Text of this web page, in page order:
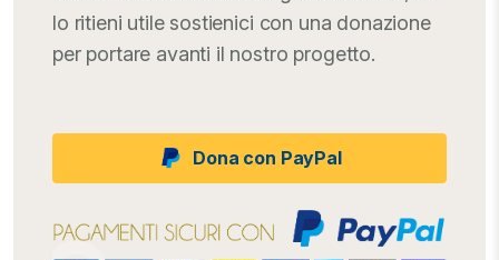
lo ritieni utile sostienici con una donazione
per portare avanti il nostro progetto.
Dona con PayPal